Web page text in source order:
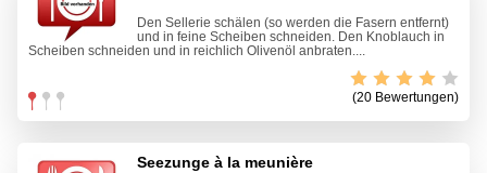
Den Sellerie schälen (so werden die Fasern entfernt)
und in feine Scheiben schneiden. Den Knoblauch in
Scheiben schneiden und in reichlich Olivenöl anbraten....
(20 Bewertungen)
Seezunge à la meunière